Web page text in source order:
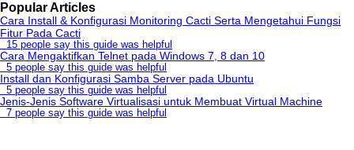
Popular Articles
Cara Install & Konfigurasi Monitoring Cacti Serta Mengetahui Fungsi
Fitur Pada Cacti
15 people say this guide was helpful
Cara Mengaktifkan Telnet pada Windows 7, 8 dan 10
5 people say this guide was helpful
Install dan Konfigurasi Samba Server pada Ubuntu
5 people say this guide was helpful
Jenis-Jenis Software Virtualisasi untuk Membuat Virtual Machine
7 people say this guide was helpful